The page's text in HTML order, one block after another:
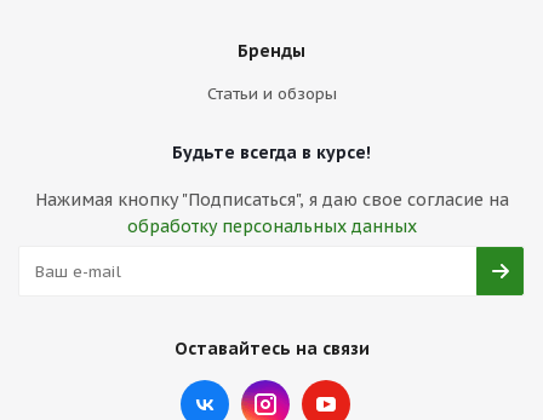
Бренды
Статьи и обзоры
Будьте всегда в курсе!
Нажимая кнопку "Подписаться", я даю свое согласие на
обработку персональных данных
Оставайтесь на связи